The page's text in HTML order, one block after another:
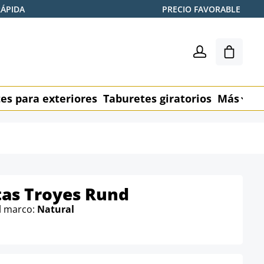
PRECIO FAVORABLE
El
para exteriores Taburetes giratorios Más
Troyes Rund
marco: Natural